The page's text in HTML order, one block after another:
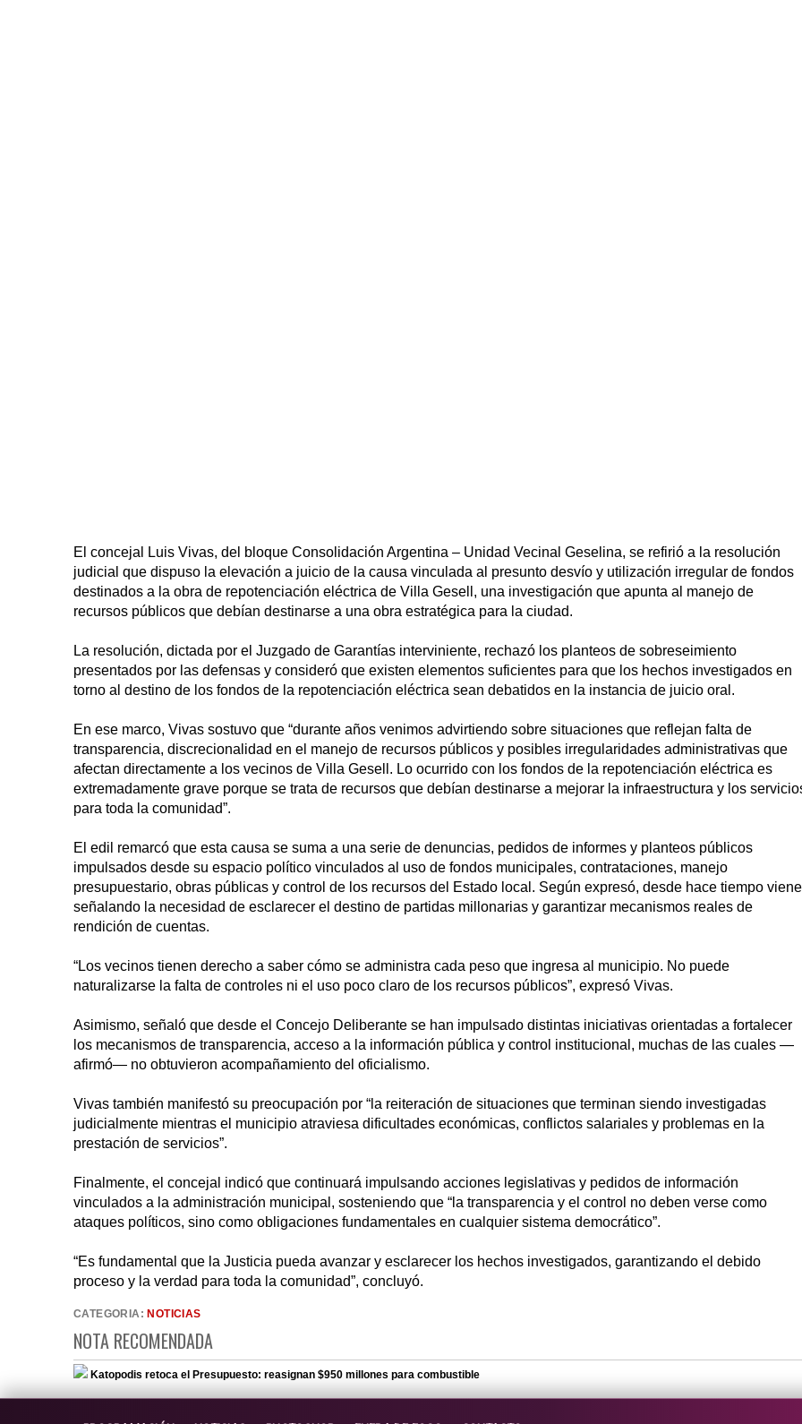
El concejal Luis Vivas, del bloque Consolidación Argentina – Unidad Vecinal Geselina, se refirió a la resolución
judicial que dispuso la elevación a juicio de la causa vinculada al presunto desvío y utilización irregular de fondos
destinados a la obra de repotenciación eléctrica de Villa Gesell, una investigación que apunta al manejo de
recursos públicos que debían destinarse a una obra estratégica para la ciudad.
La resolución, dictada por el Juzgado de Garantías interviniente, rechazó los planteos de sobreseimiento
presentados por las defensas y consideró que existen elementos suficientes para que los hechos investigados en
torno al destino de los fondos de la repotenciación eléctrica sean debatidos en la instancia de juicio oral.
En ese marco, Vivas sostuvo que “durante años venimos advirtiendo sobre situaciones que reflejan falta de
transparencia, discrecionalidad en el manejo de recursos públicos y posibles irregularidades administrativas que
afectan directamente a los vecinos de Villa Gesell. Lo ocurrido con los fondos de la repotenciación eléctrica es
extremadamente grave porque se trata de recursos que debían destinarse a mejorar la infraestructura y los
para toda la comunidad”.
El edil remarcó que esta causa se suma a una serie de denuncias, pedidos de informes y planteos públicos
impulsados desde su espacio político vinculados al uso de fondos municipales, contrataciones, manejo
presupuestario, obras públicas y control de los recursos del Estado local. Según expresó, desde hace tiempo viene
señalando la necesidad de esclarecer el destino de partidas millonarias y garantizar mecanismos reales de
rendición de cuentas.
“Los vecinos tienen derecho a saber cómo se administra cada peso que ingresa al municipio. No puede
naturalizarse la falta de controles ni el uso poco claro de los recursos públicos”, expresó Vivas.
Asimismo, señaló que desde el Concejo Deliberante se han impulsado distintas iniciativas orientadas a fortalecer
los mecanismos de transparencia, acceso a la información pública y control institucional, muchas de las cuales —
afirmó— no obtuvieron acompañamiento del oficialismo.
Vivas también manifestó su preocupación por “la reiteración de situaciones que terminan siendo investigadas
judicialmente mientras el municipio atraviesa dificultades económicas, conflictos salariales y problemas en la
prestación de servicios”.
Finalmente, el concejal indicó que continuará impulsando acciones legislativas y pedidos de información
vinculados a la administración municipal, sosteniendo que “la transparencia y el control no deben verse como
ataques políticos, sino como obligaciones fundamentales en cualquier sistema democrático”.
“Es fundamental que la Justicia pueda avanzar y esclarecer los hechos investigados, garantizando el debido
proceso y la verdad para toda la comunidad”, concluyó.
CATEGORIA:NOTICIAS
NOTA RECOMENDADA
Katopodis retoca el Presupuesto: reasignan $950 millones para combustible